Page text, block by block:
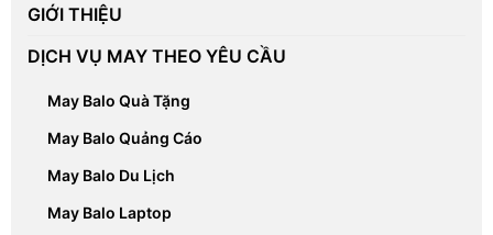
GIỚI THIỆU
DỊCH VỤ MAY THEO YÊU CẦU
May Balo Quà Tặng
May Balo Quảng Cáo
May Balo Du Lịch
May Balo Laptop